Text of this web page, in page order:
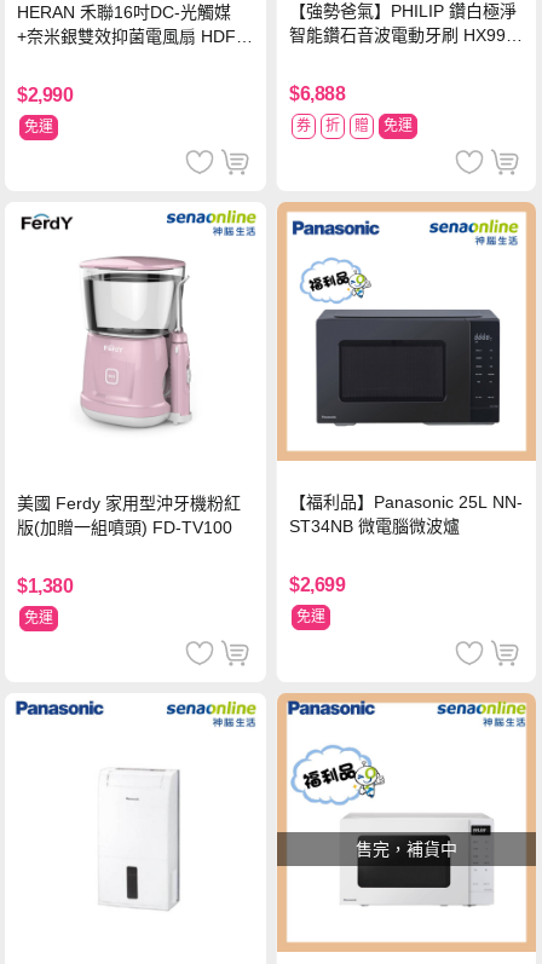
HERAN 禾聯16吋DC-光觸媒
+奈米銀雙效抑菌電風扇 HDF-1
$2,990
免運
【強勢爸氣】PHILIP 鑽白極淨
智能鑽石音波電動牙刷 HX992
$6,888
券 折 贈 免運
美國 Ferdy 家用型沖牙機粉紅
版(加贈一組噴頭) FD-TV100
$1,380
免運
【福利品】Panasonic 25L NN-
ST34NB 微電腦微波爐
$2,699
免運
售完，補貨中